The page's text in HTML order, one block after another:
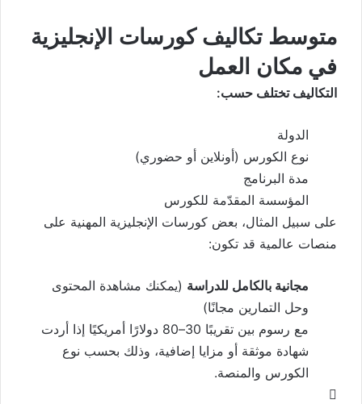
متوسط تكاليف كورسات الإنجليزية
في مكان العمل
التكاليف تختلف حسب:
الدولة
نوع الكورس (أونلاين أو حضوري)
مدة البرنامج
المؤسسة المقدّمة للكورس
على سبيل المثال، بعض كورسات الإنجليزية المهنية على
منصات عالمية قد تكون:
مجانية بالكامل للدراسة (يمكنك مشاهدة المحتوى
وحل التمارين مجانًا)
مع رسوم بين تقريبًا 30–80 دولارًا أمريكيًا إذا أردت
شهادة موثقة أو مزايا إضافية، وذلك بحسب نوع
الكورس والمنصة.